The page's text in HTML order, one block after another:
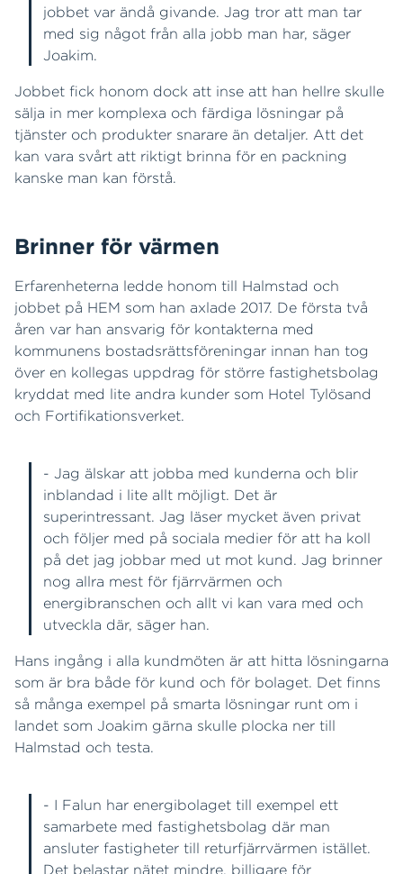
jobbet var ändå givande. Jag tror att man tar
med sig något från alla jobb man har, säger
Joakim.
Jobbet fick honom dock att inse att han hellre skulle
sälja in mer komplexa och färdiga lösningar på
tjänster och produkter snarare än detaljer. Att det
kan vara svårt att riktigt brinna för en packning
kanske man kan förstå.
Brinner för värmen
Erfarenheterna ledde honom till Halmstad och
jobbet på HEM som han axlade 2017. De första två
åren var han ansvarig för kontakterna med
kommunens bostadsrättsföreningar innan han tog
över en kollegas uppdrag för större fastighetsbolag
kryddat med lite andra kunder som Hotel Tylösand
och Fortifikationsverket.
- Jag älskar att jobba med kunderna och blir
inblandad i lite allt möjligt. Det är
superintressant. Jag läser mycket även privat
och följer med på sociala medier för att ha koll
på det jag jobbar med ut mot kund. Jag brinner
nog allra mest för fjärrvärmen och
energibranschen och allt vi kan vara med och
utveckla där, säger han.
Hans ingång i alla kundmöten är att hitta lösningarna
som är bra både för kund och för bolaget. Det finns
så många exempel på smarta lösningar runt om i
landet som Joakim gärna skulle plocka ner till
Halmstad och testa.
- I Falun har energibolaget till exempel ett
samarbete med fastighetsbolag där man
ansluter fastigheter till returfjärrvärmen istället.
Det belastar nätet mindre, billigare för